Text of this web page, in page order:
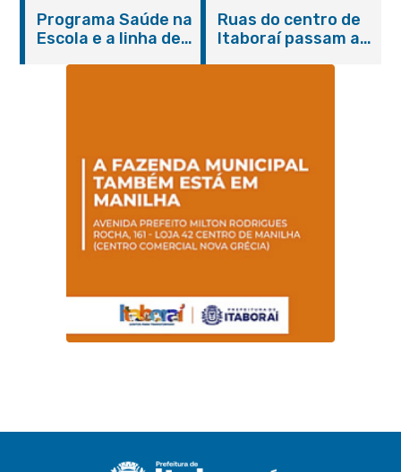
serviços gratuitos e
orientações
Programa Saúde na
Escola e a linha de
Magalhães Seabra
Ruas do centro de
Itaboraí passam a